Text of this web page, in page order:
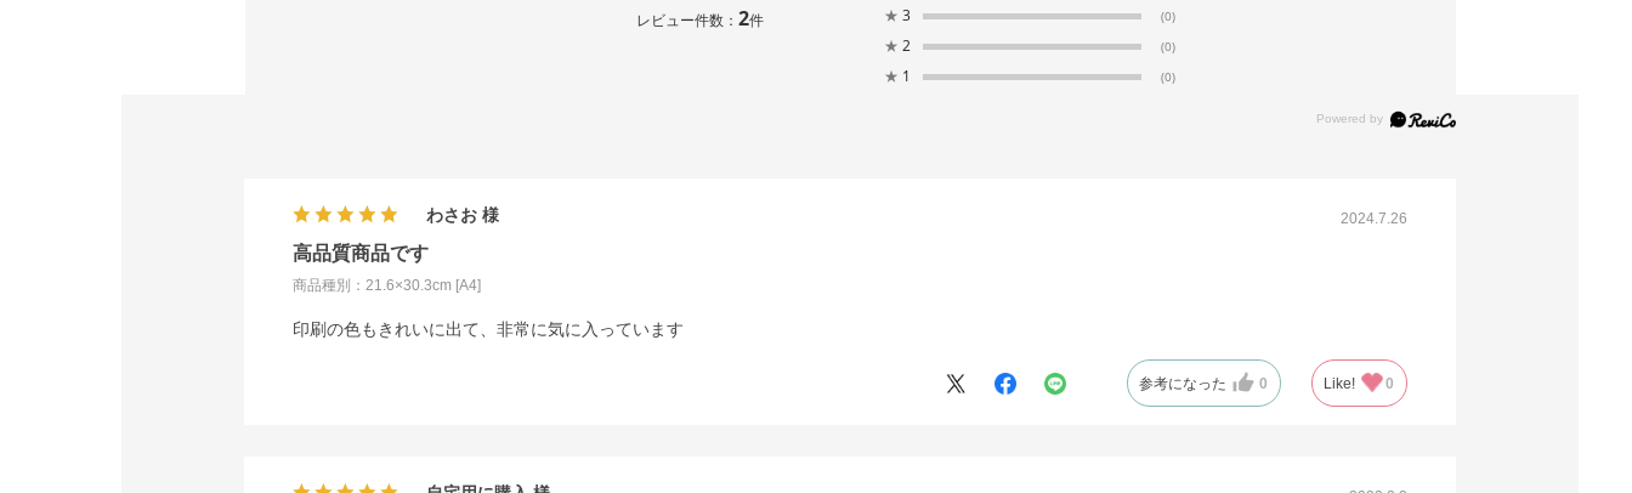
レビュー件数： 2件 ★ 3 (0)
★ 2 (0)
★ 1 (0)
2024.7.26
高品質商品です
商品種別：21.6×30.3cm [A4]
わさお
印刷の色もきれいに出て、非常に気に入っています
参考になった 0 Like! 0